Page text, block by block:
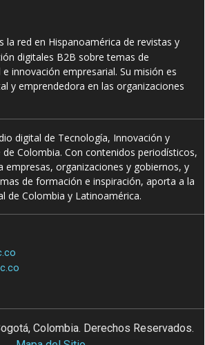
la red en Hispanoamérica de revistas y
digitales B2B sobre temas de
innovación empresarial. Su misión es
y emprendedora en las organizaciones
digital de Tecnología, Innovación y
de Colombia. Con contenidos periodísticos,
empresas, organizaciones y gobiernos, y
de formación e inspiración, aporta a la
de Colombia y Latinoamérica.
Colombia. Derechos Reservados.